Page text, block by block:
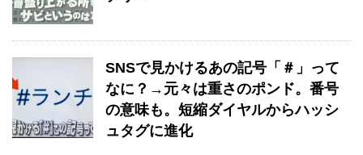
SNSで見かけるあの記号「＃」って
なに？→元々は重さのポンド。番号
の意味も。短縮ダイヤルからハッシ
ュタグに進化